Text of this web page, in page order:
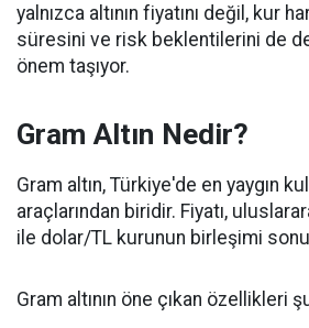
yalnızca altının fiyatını değil, kur
süresini ve risk beklentilerini de
önem taşıyor.
Gram Altın Nedir?
Gram altın, Türkiye'de en yaygın
araçlarından biridir. Fiyatı,
ile dolar/TL kurunun birleşimi
Gram altının öne çıkan özellikleri